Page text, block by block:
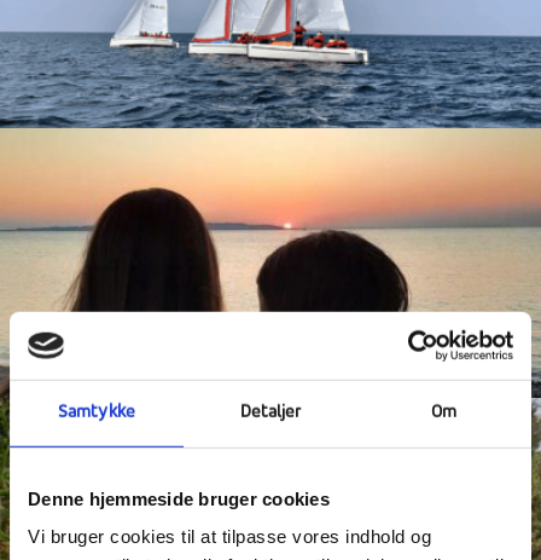
Samtykke Detaljer Om
Denne hjemmeside bruger cookies
Vi bruger cookies til at tilpasse vores indhold og